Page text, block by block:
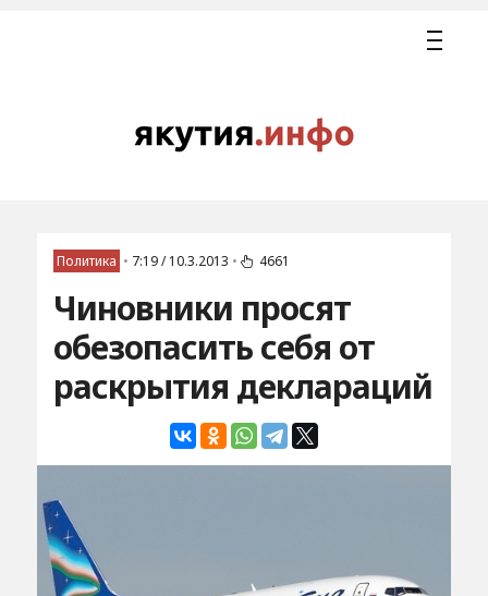
Политика • 7:19 / 10.3.2013 • 4661
Чиновники просят
обезопасить себя от
раскрытия деклараций